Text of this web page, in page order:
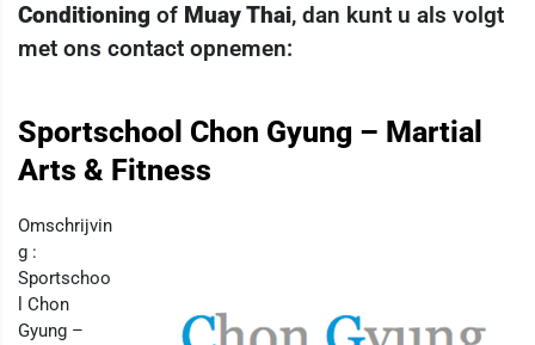
Conditioning of Muay Thai, dan kunt u als volgt
met ons contact opnemen:
Sportschool Chon Gyung – Martial
Arts & Fitness
Omschrijvin
g :
Sportschoo
l Chon
Gyung –